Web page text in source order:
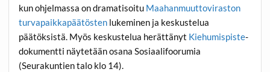
kun ohjelmassa on dramatisoitu Maahanmuuttoviraston
turvapaikkapäätösten lukeminen ja keskustelua
päätöksistä. Myös keskustelua herättänyt Kiehumispiste-
dokumentti näytetään osana Sosiaalifoorumia
(Seurakuntien talo klo 14).